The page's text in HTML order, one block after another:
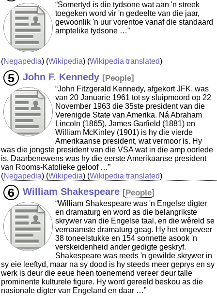
“Somertyd is die tydsone wat aan 'n streek
toegeken word vir 'n gedeelte van die jaar,
gewoonlik 'n uur vorentoe vanaf die standaard
amptelike tydsone …”
(Negapedia) (Wikipedia) (Wikipedia translated)
John F. Kennedy [People]
“John Fitzgerald Kennedy, afgekort JFK, was
van 20 Januarie 1961 tot sy sluipmoord op 22
November 1963 die 35ste president van die
Verenigde State van Amerika. Ná Abraham
Lincoln (1865), James Garfield (1881) en
William McKinley (1901) is hy die vierde
Amerikaanse president, wat vermoor is. Hy
was die jongste president van die VSA wat in die amp oorlede
is. Daarbenewens was hy die eerste Amerikaanse president
van Rooms-Katolieke geloof …”
(Negapedia) (Wikipedia) (Wikipedia translated)
William Shakespeare [People]
“William Shakespeare was 'n Engelse digter
en dramaturg en word as die belangrikste
skrywer van die Engelse taal, en die wêreld se
vernaamste dramaturg geag. Hy het ongeveer
38 toneelstukke en 154 sonnette asook 'n
verskeidenheid ander gedigte geskryf.
Shakespeare was reeds 'n gewilde skrywer in
sy eie leeftyd, maar na sy dood is hy steeds meer geprys en sy
werk is deur die eeue heen toenemend vereer deur talle
prominente kulturele figure. Hy word gereeld beskou as die
nasionale digter van Engeland en daar …”